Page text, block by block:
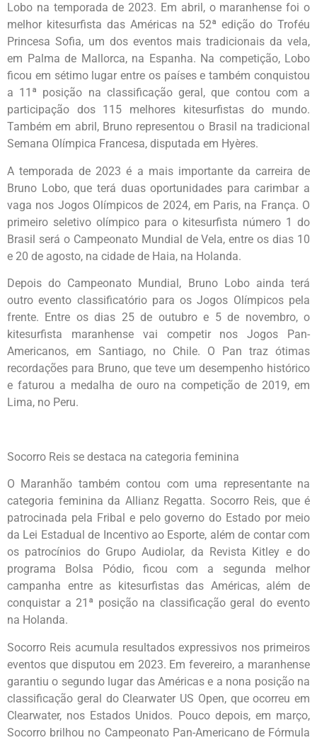
Lobo na temporada de 2023. Em abril, o maranhense foi o
melhor kitesurfista das Américas na 52ª edição do Troféu
Princesa Sofia, um dos eventos mais tradicionais da vela,
em Palma de Mallorca, na Espanha. Na competição, Lobo
ficou em sétimo lugar entre os países e também conquistou
a 11ª posição na classificação geral, que contou com a
participação dos 115 melhores kitesurfistas do mundo.
Também em abril, Bruno representou o Brasil na tradicional
Semana Olímpica Francesa, disputada em Hyères.
A temporada de 2023 é a mais importante da carreira de
Bruno Lobo, que terá duas oportunidades para carimbar a
vaga nos Jogos Olímpicos de 2024, em Paris, na França. O
primeiro seletivo olímpico para o kitesurfista número 1 do
Brasil será o Campeonato Mundial de Vela, entre os dias 10
e 20 de agosto, na cidade de Haia, na Holanda.
Depois do Campeonato Mundial, Bruno Lobo ainda terá
outro evento classificatório para os Jogos Olímpicos pela
frente. Entre os dias 25 de outubro e 5 de novembro, o
kitesurfista maranhense vai competir nos Jogos Pan-
Americanos, em Santiago, no Chile. O Pan traz ótimas
recordações para Bruno, que teve um desempenho histórico
e faturou a medalha de ouro na competição de 2019, em
Lima, no Peru.
Socorro Reis se destaca na categoria feminina
O Maranhão também contou com uma representante na
categoria feminina da Allianz Regatta. Socorro Reis, que é
patrocinada pela Fribal e pelo governo do Estado por meio
da Lei Estadual de Incentivo ao Esporte, além de contar com
os patrocínios do Grupo Audiolar, da Revista Kitley e do
programa Bolsa Pódio, ficou com a segunda melhor
campanha entre as kitesurfistas das Américas, além de
conquistar a 21ª posição na classificação geral do evento
na Holanda.
Socorro Reis acumula resultados expressivos nos primeiros
eventos que disputou em 2023. Em fevereiro, a maranhense
garantiu o segundo lugar das Américas e a nona posição na
classificação geral do Clearwater US Open, que ocorreu em
Clearwater, nos Estados Unidos. Pouco depois, em março,
Socorro brilhou no Campeonato Pan-Americano de Fórmula